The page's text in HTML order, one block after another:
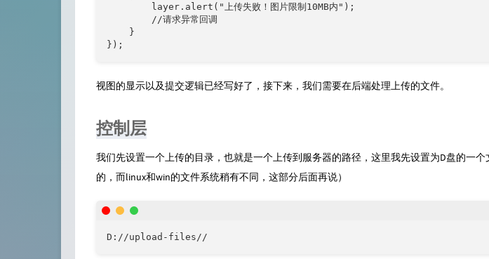
        layer.alert("上传失败！图片限制10MB内");
        //请求异常回调
    }
});
视图的显示以及提交逻辑已经写好了，接下来，我们需要在后端处理上传的文件。
控制层
我们先设置一个上传的目录，也就是一个上传到服务器的路径，这里我先设置为D盘的一
的，而linux和win的文件系统稍有不同，这部分后面再说）
D://upload-files//